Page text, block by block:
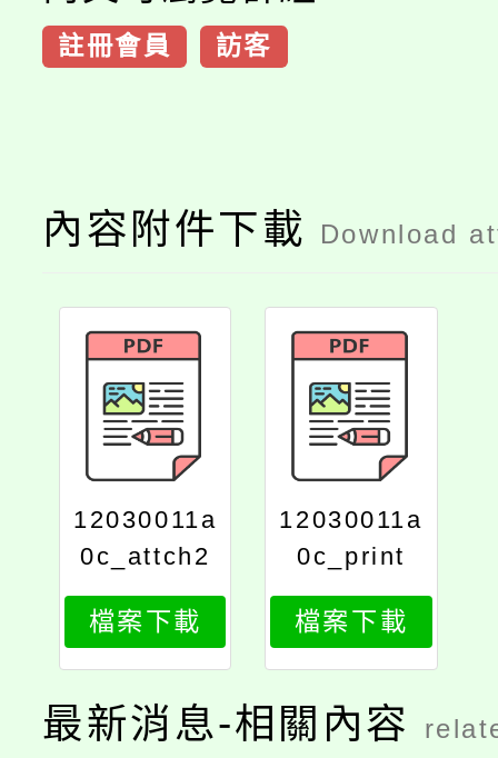
註冊會員 訪客
內容附件下載 Download
12030011a
0c_attch2
檔案下載
12030011a
0c_print
檔案下載
最新消息-相關內容